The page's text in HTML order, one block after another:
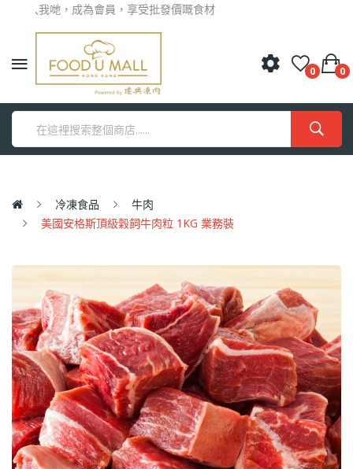
入我哋，成為會員，享受批發價嘅食材
0 0
冷凍食品
牛肉
美國安格斯頂級穀飼牛肉粒 1KG 業務裝